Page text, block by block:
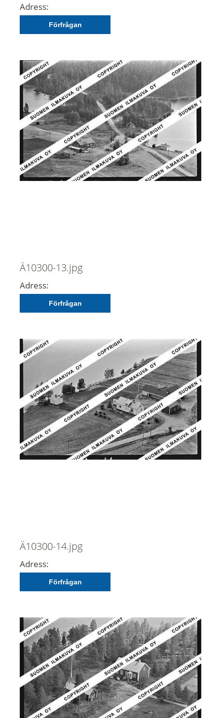
Adress:
Förfrågan
Ä10300-13.jpg
Adress:
Förfrågan
Ä10300-14.jpg
Adress:
Förfrågan